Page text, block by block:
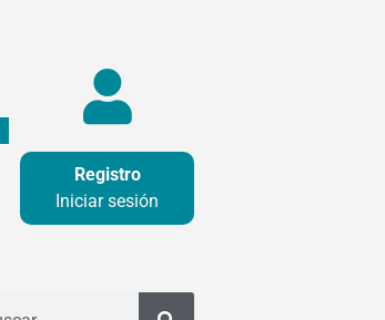
Registro
Iniciar sesión